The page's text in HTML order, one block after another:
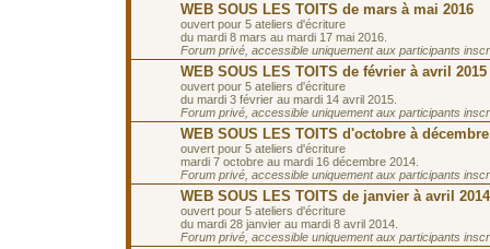
WEB SOUS LES TOITS de mars à mai 2016
ouvert pour 5 ateliers d'écriture
du mardi 8 mars au mardi 17 mai 2016.
Forum privé, accessible uniquement aux participants
WEB SOUS LES TOITS de février à avril 2015
ouvert pour 5 ateliers d'écriture
du mardi 3 février au mardi 14 avril 2015.
Forum privé, accessible uniquement aux participants
WEB SOUS LES TOITS d'octobre à décembre
ouvert pour 5 ateliers d'écriture
mardi 7 octobre au mardi 16 décembre 2014.
Forum privé, accessible uniquement aux participants
WEB SOUS LES TOITS de janvier à avril 2014
ouvert pour 5 ateliers d'écriture
du mardi 28 janvier au mardi 8 avril 2014.
Forum privé, accessible uniquement aux participants